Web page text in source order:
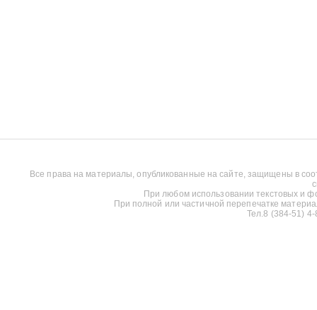
Все права на материалы, опубликованные на сайте, защищены в
При любом использовании текстовых и
При полной или частичной перепечатке
Тел.8 (384-51)